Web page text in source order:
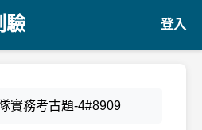
驗 登入
實務考古題-4#8909